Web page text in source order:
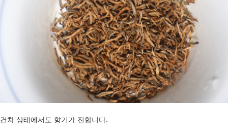
건차 상태에서도 향기가 진합니다.